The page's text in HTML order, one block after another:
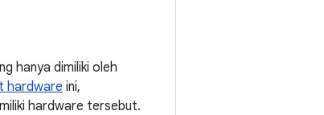
hanya dimiliki oleh
hardware ini,
hardware tersebut.